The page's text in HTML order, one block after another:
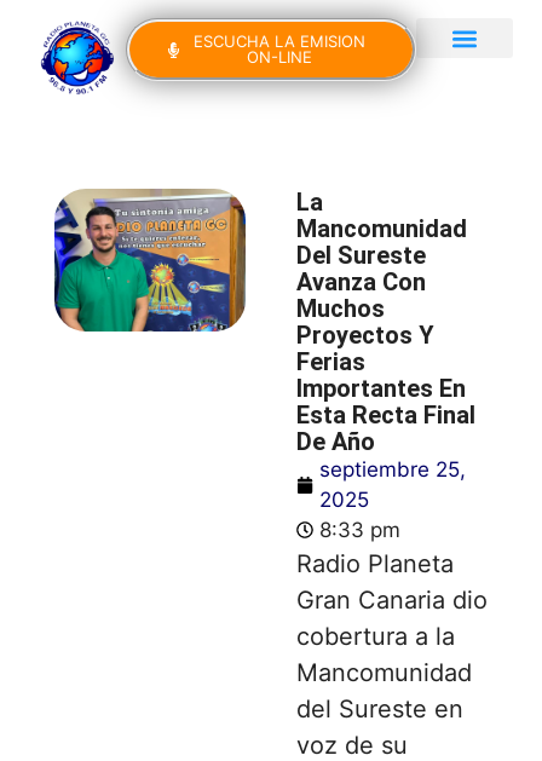
ESCUCHA LA EMISION
ON-LINE
La
Mancomunidad
Del Sureste
Avanza Con
Muchos
Proyectos Y
Ferias
Importantes En
Esta Recta Final
De Año
septiembre 25,
2025
8:33 pm
Radio Planeta
Gran Canaria dio
cobertura a la
Mancomunidad
del Sureste en
voz de su